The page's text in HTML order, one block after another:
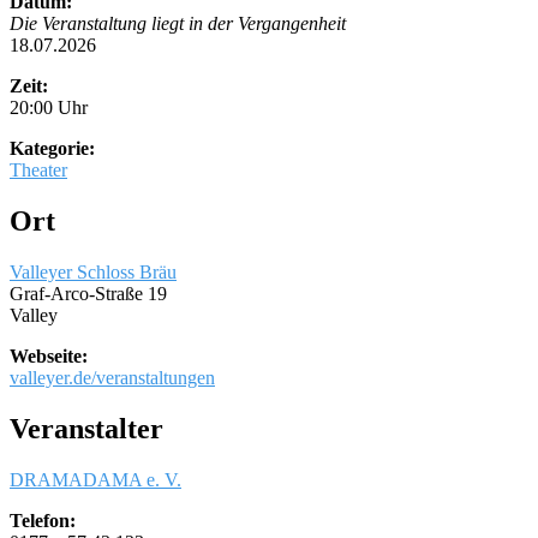
Die Veranstaltung liegt in der Vergangenheit
18.07.2026
Zeit:
20:00 Uhr
Kategorie:
Theater
Ort
Valleyer Schloss Bräu
Graf-Arco-Straße 19
Valley
Webseite:
valleyer.de/veranstaltungen
Veranstalter
DRAMADAMA e. V.
Telefon: